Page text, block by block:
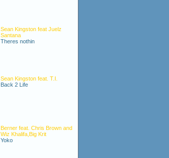
Sean Kingston feat Juelz
Santana
Theres nothin
Sean Kingston feat. T.I.
Back 2 Life
Berner feat. Chris Brown and
Wiz Khalifa,Big Krit
Yoko